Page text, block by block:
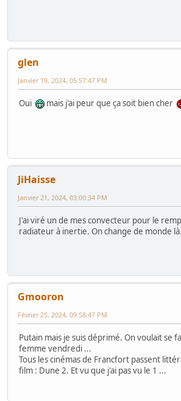
glen
Janvier 19, 2024, 05:57:47 PM
Oui mais j'ai peur que ça soit bien cher
JiHaisse
Janvier 21, 2024, 03:00:34 PM
J'ai viré un de mes convecteur pour le
radiateur à inertie. On change de monde là.
Gmooron
Février 25, 2024, 09:58:47 PM
Putain mais je suis déprimé. On voulait se
femme vendredi ...
Tous les cinémas de Francfort passent
film : Dune 2. Et vu que j'ai pas vu le 1 ...